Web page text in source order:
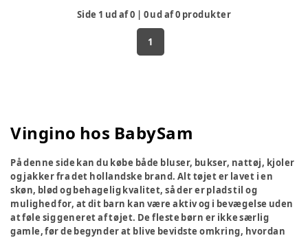
Side 1 ud af0 | 0ud af0 produkter
1
Vingino hos BabySam
På denne side kan du købe både bluser, bukser, nattøj, kjoler
og jakker fra det hollandske brand. Alt tøjet er lavet i en
skøn, blød og behagelig kvalitet, så der er plads til og
mulighed for, at dit barn kan være aktiv og i bevægelse uden
at føle sig generet af tøjet. De fleste børn er ikke særlig
gamle, før de begynder at blive bevidste omkring, hvordan